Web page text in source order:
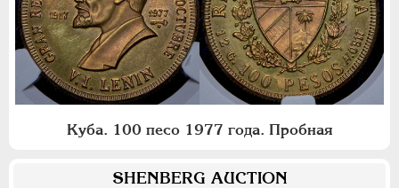
Куба. 100 песо 1977 года. Пробная
SHENBERG AUCTION